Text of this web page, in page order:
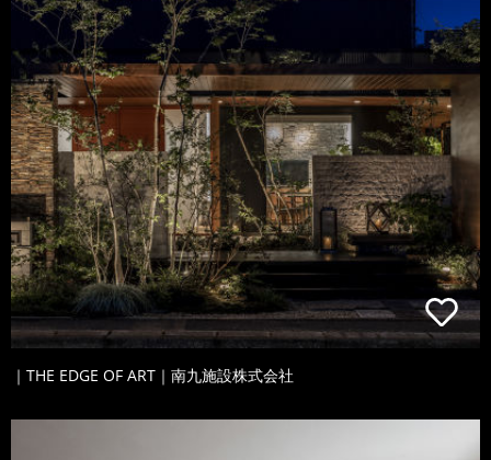
｜THE EDGE OF ART｜南九施設株式会社